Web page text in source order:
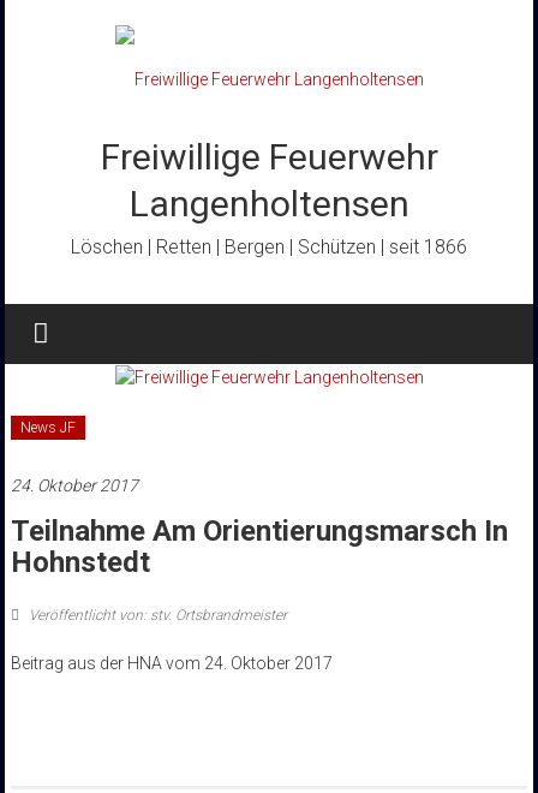
Freiwillige Feuerwehr
Langenholtensen
Löschen | Retten | Bergen | Schützen | seit 1866
News JF
24. Oktober 2017
Teilnahme Am Orientierungsmarsch In
Hohnstedt
Veröffentlicht von: stv. Ortsbrandmeister
Beitrag aus der HNA vom 24. Oktober 2017